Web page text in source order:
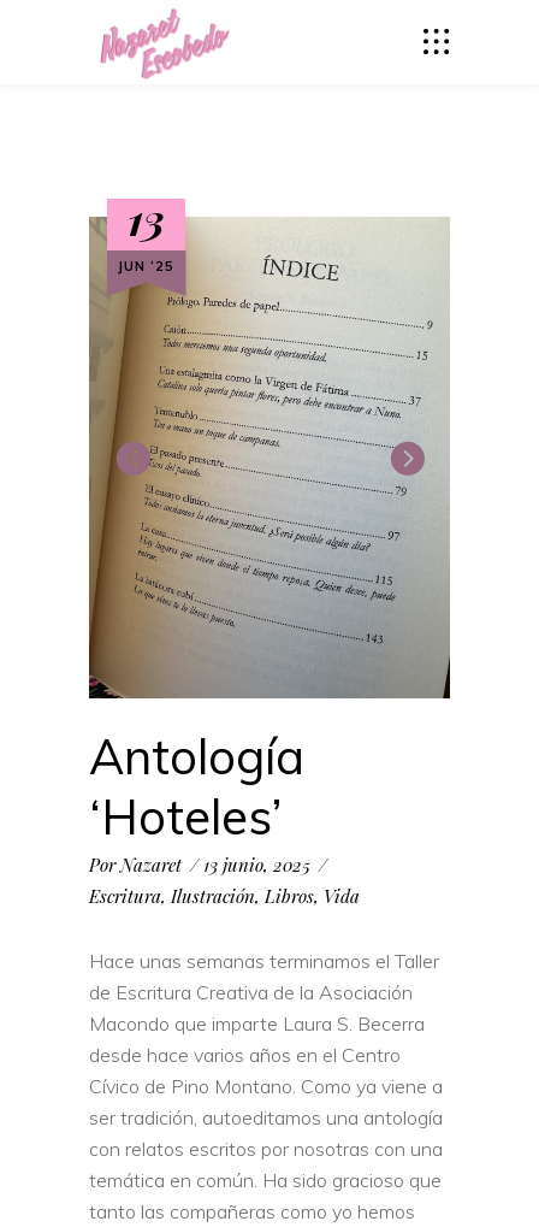
13
JUN ‘25
Antología
‘Hoteles’
PorNazaret
13 junio, 2025
Escritura,Ilustración,Libros, Vida
Hace unas semanas terminamos el Taller
de Escritura Creativa de la Asociación
Macondo que imparte Laura S. Becerra
desde hace varios años en el Centro
Cívico de Pino Montano. Como ya viene a
ser tradición, autoeditamos una antología
con relatos escritos por nosotras con una
temática en común. Ha sido gracioso que
tanto las compañeras como yo hemos